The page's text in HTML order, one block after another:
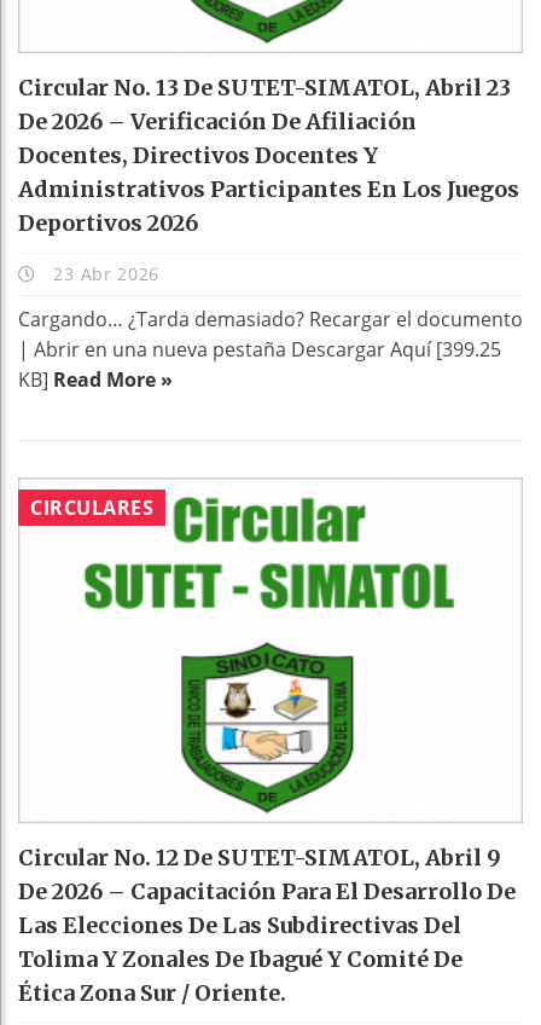
Circular No. 13 De SUTET-SIMATOL, Abril 23
De 2026 – Verificación De Afiliación
Docentes, Directivos Docentes Y
Administrativos Participantes En Los Juegos
Deportivos 2026
23 Abr 2026
Cargando… ¿Tarda demasiado? Recargar el documento
| Abrir en una nueva pestaña Descargar Aquí [399.25
KB] Read More »
CIRCULARES
Circular No. 12 De SUTET-SIMATOL, Abril 9
De 2026 – Capacitación Para El Desarrollo De
Las Elecciones De Las Subdirectivas Del
Tolima Y Zonales De Ibagué Y Comité De
Ética Zona Sur / Oriente.